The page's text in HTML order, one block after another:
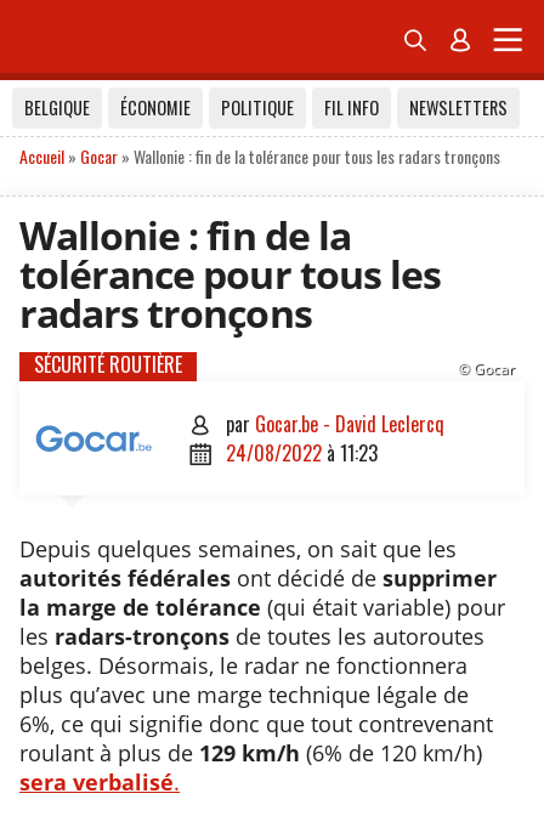
 
BELGIQUE ÉCONOMIE POLITIQUE FIL INFO
NEWSLETTERS
Accueil» Gocar»Wallonie : fin de la tolérance pour tous les radars tronçons
Wallonie : fin de la
tolérance pour tous les
radars tronçons
© Gocar
SÉCURITÉ ROUTIÈRE
 par Gocar.be - David Leclercq
 24/08/2022 à 11:23
Depuis quelques semaines, on sait que les
autorités fédérales ont décidé de supprimer
la marge de tolérance (qui était variable) pour
les radars-tronçons de toutes les autoroutes
belges. Désormais, le radar ne fonctionnera
plus qu’avec une marge technique légale de
6%, ce qui signifie donc que tout contrevenant
roulant à plus de 129 km/h (6% de 120 km/h)
sera verbalisé.